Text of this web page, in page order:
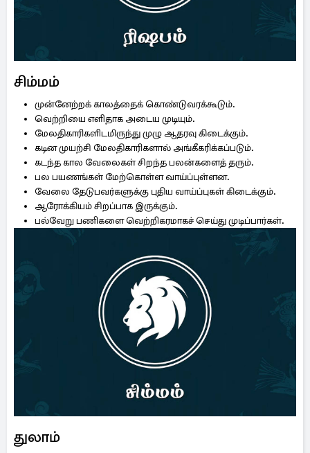
சிம்மம்
முன்னேற்றக் காலத்தைக் கொண்டுவரக்கூடும்.
வெற்றியை எளிதாக அடைய முடியும்.
மேலதிகாரிகளிடமிருந்து முழு ஆதரவு கிடைக்கும்.
கடின முயற்சி மேலதிகாரிகளால் அங்கீகரிக்கப்படும்.
கடந்த கால வேலைகள் சிறந்த பலன்களைத் தரும்.
பல பயணங்கள் மேற்கொள்ள வாய்ப்புள்ளன.
வேலை தேடுபவர்களுக்கு புதிய வாய்ப்புகள் கிடைக்கும்.
ஆரோக்கியம் சிறப்பாக இருக்கும்.
பல்வேறு பணிகளை வெற்றிகரமாகச் செய்து முடிப்பார்கள்.
துலாம்